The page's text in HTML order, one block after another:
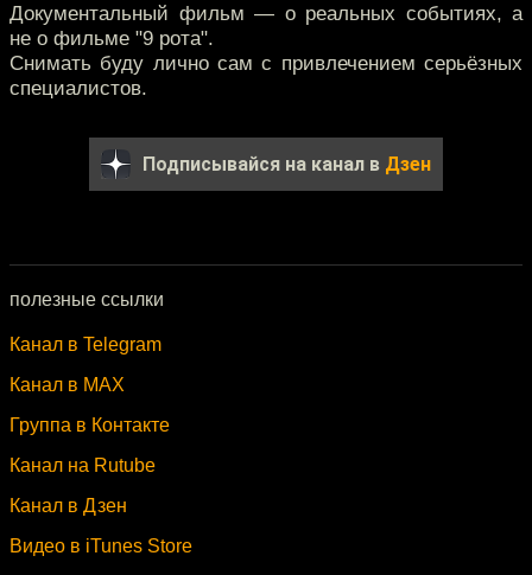
Документальный фильм — о реальных событиях, а
не о фильме "9 рота".
Снимать буду лично сам с привлечением серьёзных
специалистов.
Подписывайся на канал в Дзен
полезные ссылки
Канал в Telegram
Канал в MAX
Группа в Контакте
Канал на Rutube
Канал в Дзен
Видео в iTunes Store